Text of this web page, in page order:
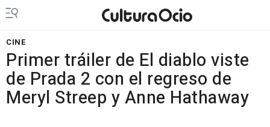
CINE
Primer tráiler de El diablo viste
de Prada 2 con el regreso de
Meryl Streep y Anne Hathaway